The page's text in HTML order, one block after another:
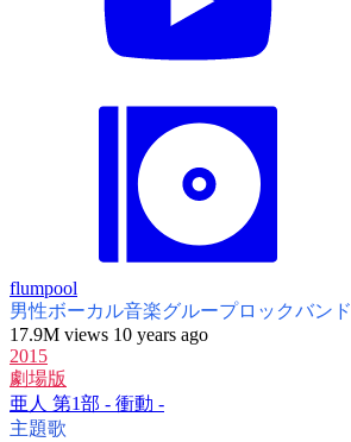
flumpool
男性ボーカル音楽グループロックバンド
17.9M views 10 years ago
2015
劇場版
亜人 第1部 - 衝動 -
主題歌